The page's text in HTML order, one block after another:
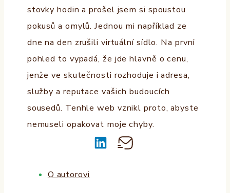
stovky hodin a prošel jsem si spoustou
pokusů a omylů. Jednou mi například ze
dne na den zrušili virtuální sídlo. Na první
pohled to vypadá, že jde hlavně o cenu,
jenže ve skutečnosti rozhoduje i adresa,
služby a reputace vašich budoucích
sousedů. Tenhle web vznikl proto, abyste
nemuseli opakovat moje chyby.
O autorovi